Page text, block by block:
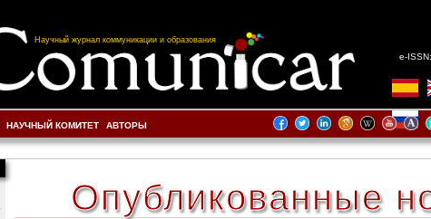
Научный журнал коммуникации и образования
e-
НАУЧНЫЙ КОМИТЕТ АВТОРЫ
Опубликованные